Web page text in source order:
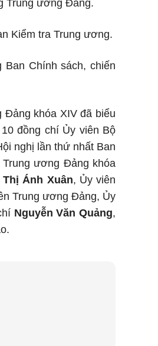
Trung ương Đảng.
Kiểm tra Trung ương.
Ban Chính sách, chiến
Đảng khóa XIV đã biểu
đồng chí Ủy viên Bộ
nghị lần thứ nhất Ban
ương Đảng khóa
Thị Ánh Xuân, Ủy viên
Trung ương Đảng, Ủy
Nguyễn Văn Quảng,